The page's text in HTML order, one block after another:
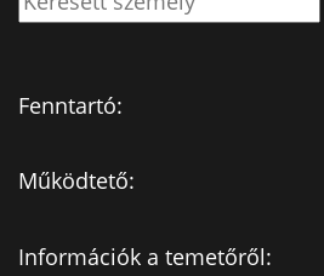
Fenntartó:
Működtető:
Információk a temetőről: